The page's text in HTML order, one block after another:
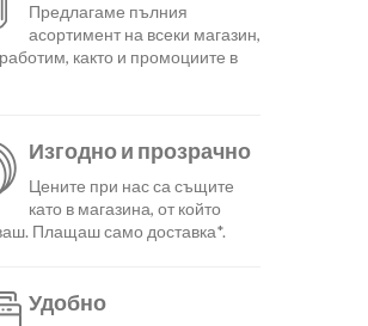
Предлагаме пълния
асортимент на всеки магазин,
както и промоциите в
Изгодно и прозрачно
Цените при нас са същите
като в магазина, от който
Плащаш само доставка*.
Удобно